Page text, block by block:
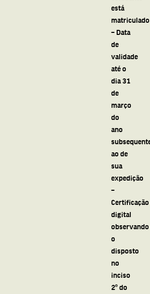
está
matriculado
– Data
de
validade
até o
dia 31
de
março
do
ano
ao de
sua
expedição
–
Certificação
digital
observando
o
disposto
no
inciso
2º do